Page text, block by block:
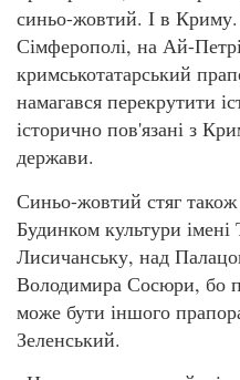
синьо-жовтий. І в
Сімферополі, на Ай-
кримськотатарський
намагався перекрутити
історично пов'язані з
держави.
Синьо-жовтий стяг
Будинком культури
Лисичанську, над
Володимира Сосюри, бо
може бути іншого
Зеленський.